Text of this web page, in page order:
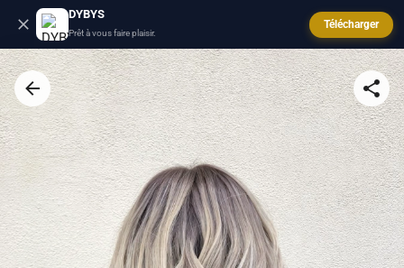
DYBYS
Prêt à vous faire plaisir.
Télécharger